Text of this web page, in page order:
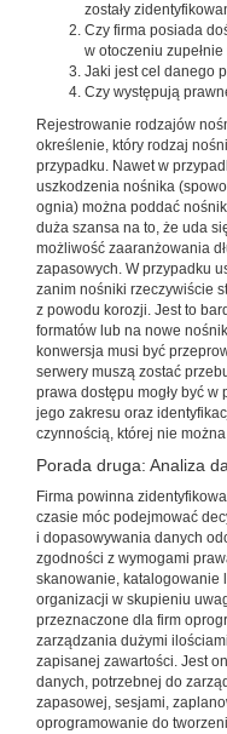
zostały
Czy firma posiada
w otoczeniu
Jaki jest cel danego
Czy występują
Rejestrowanie rodzajów
określenie, który rodzaj
przypadku. Nawet w
uszkodzenia nośnika
ognia) można poddać
duża szansa na to, że uda
możliwość zaaranżowania
zapasowych. W przypadku
zanim nośniki rzeczywiście
z powodu korozji. Jest to
formatów lub na nowe
konwersja musi być
serwery muszą zostać
prawa dostępu mogły być
jego zakresu oraz
czynnością, której nie
Porada druga: Analiza
Firma powinna
czasie móc podejmować
i dopasowywania danych
zgodności z wymogami
skanowanie, katalogowanie
organizacji w skupieniu
przeznaczone dla firm
zarządzania dużymi
zapisanej zawartości. Jest
danych, potrzebnej do
zapasowej, sesjami,
oprogramowanie do